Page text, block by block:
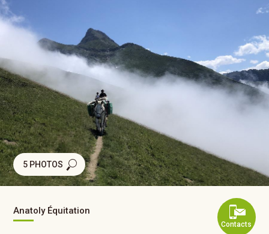
5 PHOTOS
Contacts
Anatoly Équitation